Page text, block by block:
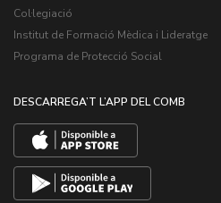
Col·legiació
Institut de Formació Mèdica i Lideratge
Programa de Protecció Social
DESCARREGA’T L’APP DEL COMB